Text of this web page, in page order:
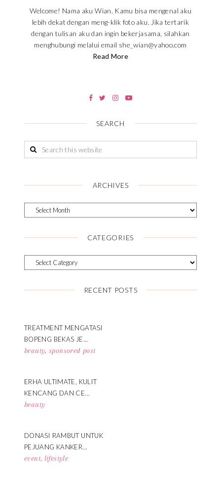
Welcome! Nama aku Wian. Kamu bisa mengenal aku
lebih dekat dengan meng-klik foto aku. Jika tertarik
dengan tulisan aku dan ingin bekerjasama, silahkan
menghubungi melalui email she_wian@yahoo.com
Read More
SEARCH
ARCHIVES
CATEGORIES
RECENT POSTS
TREATMENT MENGATASI
BOPENG BEKAS JE...
beauty, sponsored post
ERHA ULTIMATE, KULIT
KENCANG DAN CE...
beauty
DONASI RAMBUT UNTUK
PEJUANG KANKER...
event, lifestyle